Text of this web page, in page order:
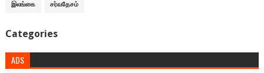
இலங்கை சர்வதேசம்
Categories
ADS